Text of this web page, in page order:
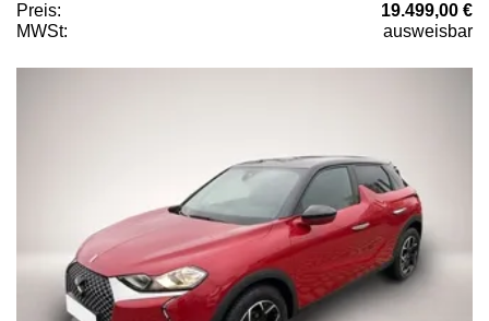
Preis:
19.499,00 €
MWSt:
ausweisbar